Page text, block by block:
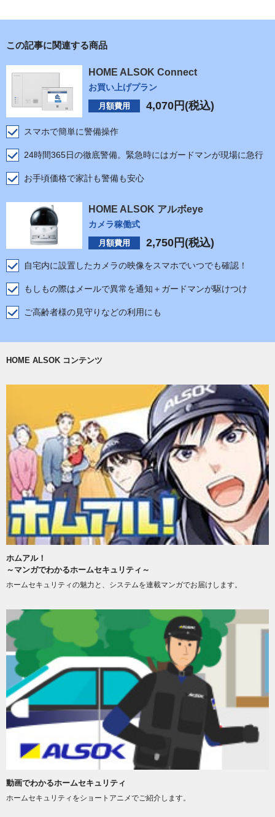
この記事に関連する商品
HOME ALSOK Connect
お買い上げプラン
月額費用 4,070 円(税込)
スマホで簡単に警備操作
24時間365日の徹底警備。緊急時にはガードマンが現場に急行
お手頃価格で家計も警備も安心
HOME ALSOK アルボeye
カメラ稼働式
月額費用 2,750 円(税込)
自宅内に設置したカメラの映像をスマホでいつでも確認！
もしもの際はメールで異常を通知＋ガードマンが駆けつけ
ご高齢者様の見守りなどの利用にも
HOME ALSOK コンテンツ
ホムアル！
～マンガでわかるホームセキュリティ～
ホームセキュリティの魅力と、システムを連載マンガでお届けします。
動画でわかるホームセキュリティ
ホームセキュリティをショートアニメでご紹介します。